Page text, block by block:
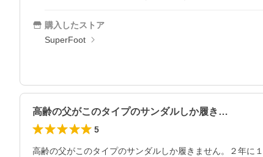
購入したストア
SuperFoot
高齢の父がこのタイプのサンダルしか履き…
5
高齢の父がこのタイプのサンダルしか履きません。２年に